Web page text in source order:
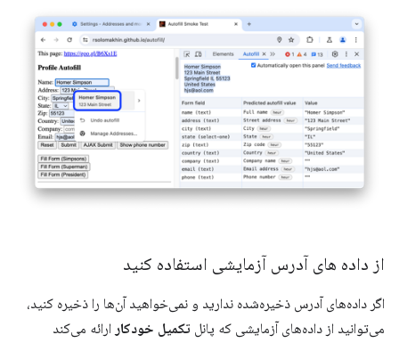
از داده های آدرس آزمایشی استفاده کنید
اگر داده‌های آدرس ذخیره‌شده ندارید و نمی‌خواهید آن‌ها را ذخیره کنید،
می‌توانید از داده‌های آزمایشی که پانل تکمیل خودکار ارائه می‌کند